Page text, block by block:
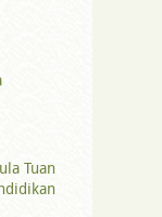
Tuan